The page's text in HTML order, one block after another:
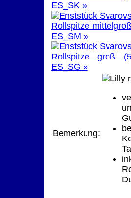
ES_SK »
Rollspitze
ES_SM »
Rollspitze groß
ES_SG »
Bemerkung: